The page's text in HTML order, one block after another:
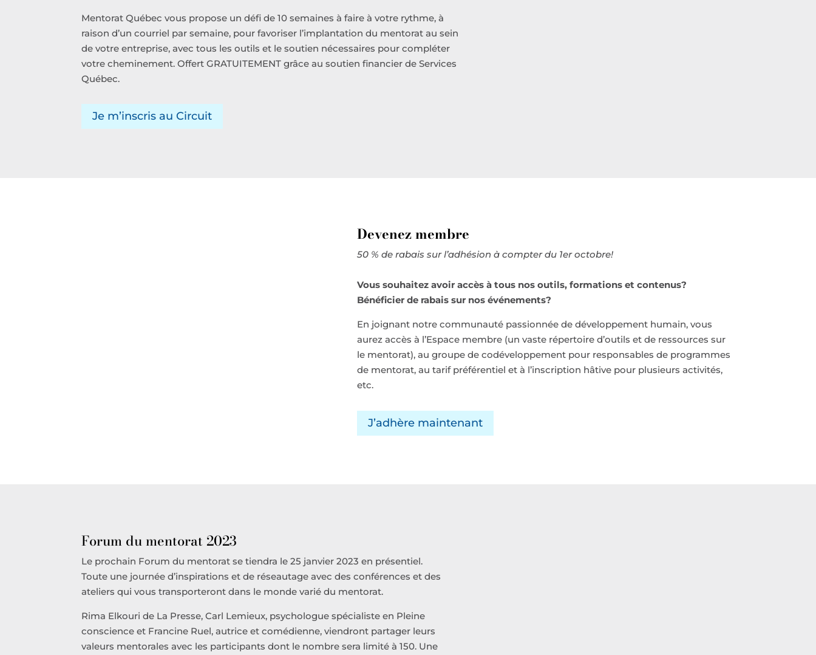
Mentorat Québec vous propose un défi de 10 semaines à faire à votre rythme, à
raison d’un courriel par semaine, pour favoriser l’implantation du mentorat au sein
de votre entreprise, avec tous les outils et le soutien nécessaires pour compléter
votre cheminement. Offert GRATUITEMENT grâce au soutien financier de Services
Québec.
Je m’inscris au Circuit
Devenez membre
50 % de rabais sur l’adhésion à compter du 1er octobre!
Vous souhaitez avoir accès à tous nos outils, formations et contenus?
Bénéficier de rabais sur nos événements?
En joignant notre communauté passionnée de développement humain, vous
aurez accès à l’Espace membre (un vaste répertoire d’outils et de ressources sur
le mentorat), au groupe de codéveloppement pour responsables de programmes
de mentorat, au tarif préférentiel et à l’inscription hâtive pour plusieurs activités,
etc.
J’adhère maintenant
Forum du mentorat 2023
Le prochain Forum du mentorat se tiendra le 25 janvier 2023 en présentiel.
Toute une journée d’inspirations et de réseautage avec des conférences et des
ateliers qui vous transporteront dans le monde varié du mentorat.
Rima Elkouri de La Presse, Carl Lemieux, psychologue spécialiste en Pleine
conscience et Francine Ruel, autrice et comédienne, viendront partager leurs
valeurs mentorales avec les participants dont le nombre sera limité à 150. Une